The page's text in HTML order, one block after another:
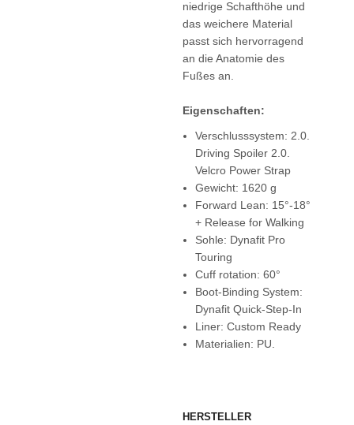
niedrige Schafthöhe und
das weichere Material
passt sich hervorragend
an die Anatomie des
Fußes an.
Eigenschaften:
Verschlusssystem: 2.0.
Driving Spoiler 2.0.
Velcro Power Strap
Gewicht: 1620 g
Forward Lean: 15°-18°
+ Release for Walking
Sohle: Dynafit Pro
Touring
Cuff rotation: 60°
Boot-Binding System:
Dynafit Quick-Step-In
Liner: Custom Ready
Materialien: PU.
HERSTELLER